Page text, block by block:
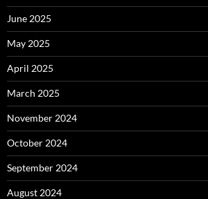
June 2025
May 2025
April 2025
March 2025
November 2024
October 2024
September 2024
August 2024